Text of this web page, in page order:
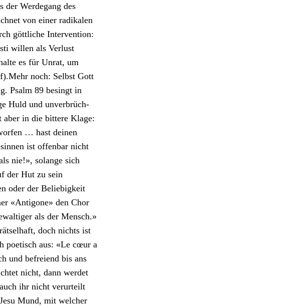
Werde­gang des
von ein­er radikalen
göt­tliche Inter­ven­tion:
willen als Ver­lust
es für Unrat, um
noch: Selb­st Gott
Psalm 89 besingt in
Huld und unver­brüch­
aber in die bit­tere Klage:
… hast deinen
ist offen­bar nicht
nie!», solange sich
der Hut zu sein
oder der Beliebigkeit
«Antigone» den Chor
als der Men­sch.»
doch nichts ist
poet­isch aus: «Le cœur a
und befreiend bis ans
nicht, dann werdet
ihr nicht verurteilt
Mund, mit welch­er